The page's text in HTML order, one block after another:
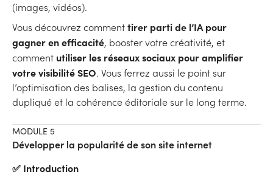
(images, vidéos).
Vous découvrez commenttirer parti de l’IA pour
gagner en efficacité, booster votre créativité, et
comment utiliser les réseaux sociaux pour amplifier
votre visibilité SEO. Vous ferrez aussi le point sur
l’optimisation des balises, la gestion du contenu
dupliqué et la cohérence éditoriale sur le long terme.
MODULE 5
Développer la popularité de son site internet
✅ Introduction